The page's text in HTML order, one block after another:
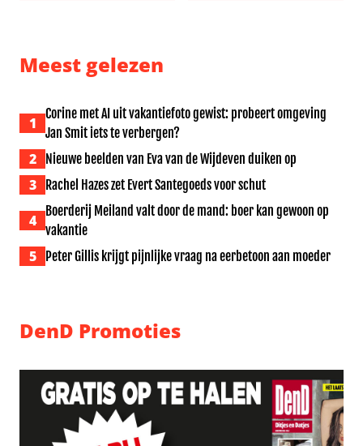
Meest gelezen
1
Corine met AI uit vakantiefoto gewist: probeert omgeving
Jan Smit iets te verbergen?
2 Nieuwe beelden van Eva van de Wijdeven duiken op
3 Rachel Hazes zet Evert Santegoeds voor schut
4
Boerderij Meiland valt door de mand: boer kan gewoon op
vakantie
5 Peter Gillis krijgt pijnlijke vraag na eerbetoon aan moeder
DenD Promoties